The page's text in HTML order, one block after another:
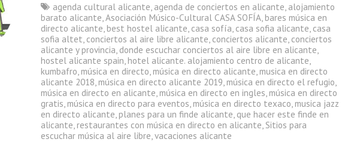
agenda cultural alicante, agenda de conciertos en alicante, alojamiento
barato alicante,Asociación Músico-Cultural CASA SOFÍA, bares música en
directo alicante, best hostel alicante, casa sofía, casa sofia alicante, casa
sofia altet, conciertos al aire libre alicante, conciertos alicante, conciertos
alicante y provincia, donde escuchar conciertos al aire libre en alicante,
hostel alicante spain, hotel alicante. alojamiento centro de alicante,
kumbafro, música en directo, música en directo alicante, musica en directo
alicante 2018, música en directo alicante 2019, música en directo el refugio,
música en directo en alicante, música en directo en ingles, música en directo
gratis, música en directo para eventos, música en directo texaco, musica jazz
en directo alicante, planes para un finde alicante, que hacer este finde en
alicante, restaurantes con música en directo en alicante, Sitios para
escuchar música al aire libre,vacaciones alicante